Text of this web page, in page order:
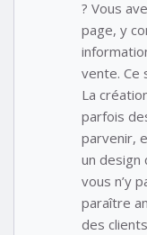
? Vous
page, y
vente. Ce
La
parfois
parvenir,
un design
vous n’y
paraître
des